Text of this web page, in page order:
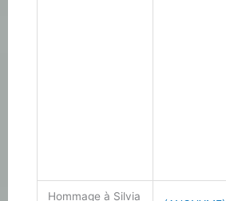
Hommage à Silvia